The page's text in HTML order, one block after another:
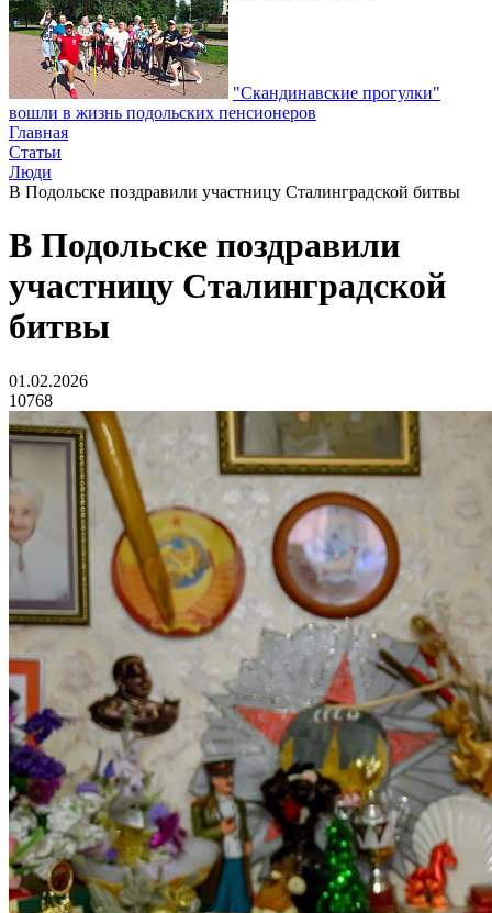
"Скандинавские прогулки"
вошли в жизнь подольских пенсионеров
Главная
Статьи
Люди
В Подольске поздравили участницу Сталинградской битвы
В Подольске поздравили
участницу Сталинградской
битвы
01.02.2026
10768